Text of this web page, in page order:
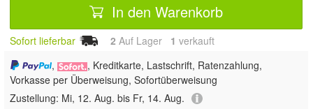
In den Warenkorb
Sofort lieferbar 2 Auf Lager 1 verkauft
,
, Kreditkarte, Lastschrift, Ratenzahlung,
Vorkasse per Überweisung, Sofortüberweisung
Zustellung: Mi, 12. Aug. bis Fr, 14. Aug.